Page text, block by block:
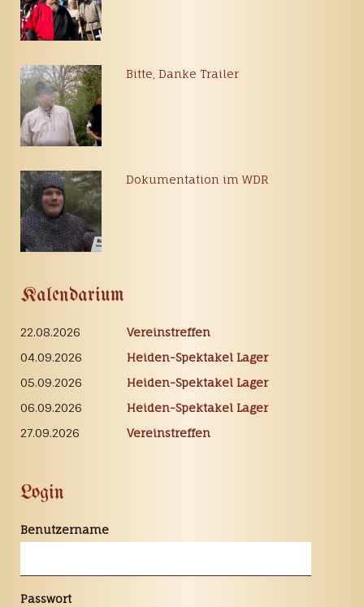
Bitte, Danke Trailer
Dokumentation im WDR
Kalendarium
22.08.2026
Vereinstreffen
04.09.2026
Heiden-Spektakel Lager
05.09.2026
Heiden-Spektakel Lager
06.09.2026
Heiden-Spektakel Lager
27.09.2026
Vereinstreffen
Login
Benutzername
Passwort